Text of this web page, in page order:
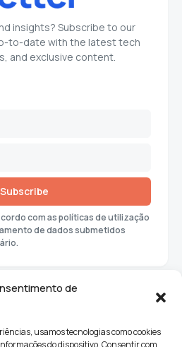
de
usamos tecnologias como cookies
do dispositivo. Consentir com
insights? Subscribe to our
to-date with the latest tech
and exclusive content.
Subscribe
com as políticas de utilização
de dados submetidos